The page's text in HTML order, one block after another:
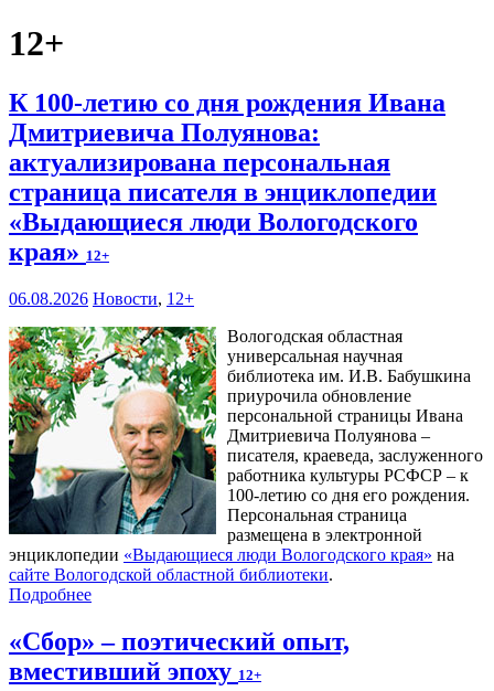
12+
К 100-летию со дня рождения Ивана
Дмитриевича Полуянова:
актуализирована персональная
страница писателя в энциклопедии
«Выдающиеся люди Вологодского
края» 12+
06.08.2026 Новости, 12+
Вологодская областная
универсальная научная
библиотека им. И.В. Бабушкина
приурочила обновление
персональной страницы Ивана
Дмитриевича Полуянова –
писателя, краеведа, заслуженного
работника культуры РСФСР – к
100‑летию со дня его рождения.
Персональная страница
размещена в электронной
энциклопедии «Выдающиеся люди Вологодского края» на
сайте Вологодской областной библиотеки.
Подробнее
«Сбор» – поэтический опыт,
вместивший эпоху 12+